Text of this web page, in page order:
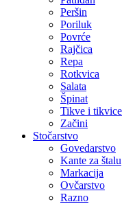
Peršin
Poriluk
Povrće
Rajčica
Repa
Rotkvica
Salata
Špinat
Tikve i tikvice
Začini
Stočarstvo
Govedarstvo
Kante za štalu
Markacija
Ovčarstvo
Razno